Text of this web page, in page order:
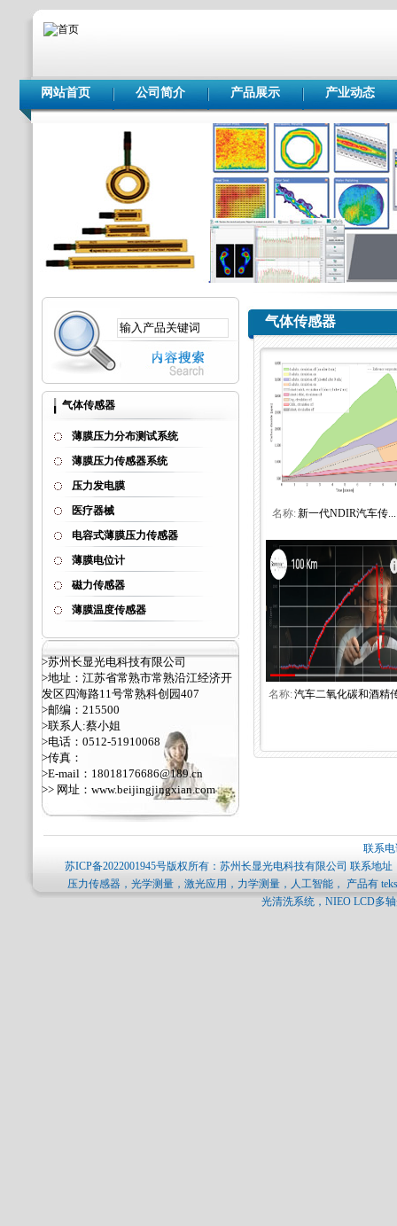
网站首页 公司简介 产品展示 产业动态
气体传感器
薄膜压力分布测试系统
薄膜压力传感器系统
压力发电膜
医疗器械
电容式薄膜压力传感器
薄膜电位计
磁力传感器
薄膜温度传感器
>苏州长显光电科技有限公司
>地址：江苏省常熟市常熟沿江经济开
发区四海路11号常熟科创园407
>邮编：215500
>联系人:蔡小姐
>电话：0512-51910068
>传真：
>E-mail：18018176686@189.cn
>> 网址： www.beijingjingxian.com
气体传感器
名称:新一代NDIR汽车传...
名称:汽车二氧化碳和酒精
联系
苏ICP备2022001945号版权所有：苏州长显光电科技有限公司 联系地
压力传感器，光学测量，激光应用，力学测量，人工智能， 产品有
光清洗系统，NIEO LCD多